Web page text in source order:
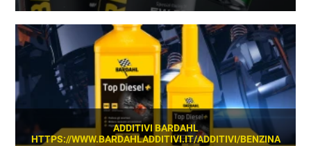
SCOPRI
ADDITIVI BARDAHL
HTTPS://WWW.BARDAHLADDITIVI.IT/ADDITIVI/BENZINA